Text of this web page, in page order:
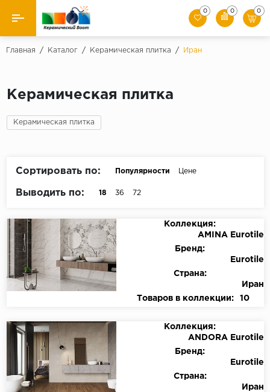
Назад
Керамическая плитка
Керамогранит
0 0 0
Главная / Каталог / Керамическая плитка / Иран
Керамическая плитка
Керамическая плитка
Сортировать по: Популярности Цене
Выводить по: 18 36 72
Коллекция:
AMINA Eurotile
Бренд:
Eurotile
Страна:
Иран
Товаров в коллекции:
10
Коллекция:
ANDORA Eurotile
Бренд:
Eurotile
Страна:
Иран